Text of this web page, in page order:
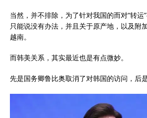
当然，并不排除，为了针对我国的而对“转运
只能说没有办法，并且关于原产地，以及附
越南。
而韩美关系，其实最近也是有点微妙。
先是国务卿鲁比奥取消了对韩国的访问，后